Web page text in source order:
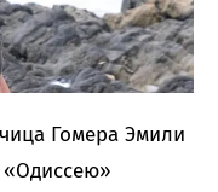
Гомера Эмили
«Одиссею»